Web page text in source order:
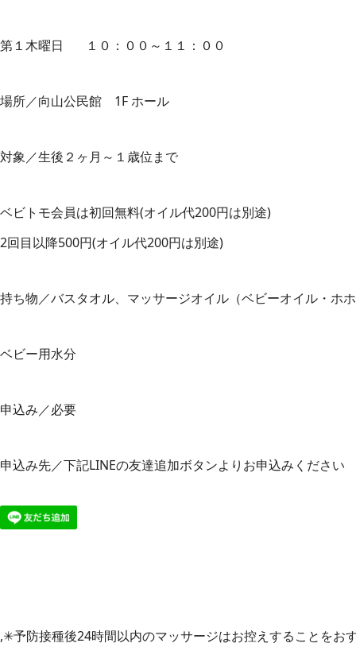
第１木曜日 １０：００～１１：００
場所／向山公民館 1F ホール
対象／生後２ヶ月～１歳位まで
ベビトモ会員は初回無料(オイル代200円は別途)
2回目以降500円(オイル代200円は別途)
持ち物／バスタオル、マッサージオイル（ベビーオイル・ホ
ベビー用水分
申込み／必要
申込み先／下記LINEの友達追加ボタンよりお申込みください
,✳︎予防接種後24時間以内のマッサージはお控えすることをお